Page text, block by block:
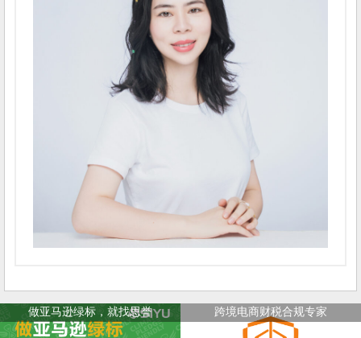
做亚马逊绿标，就找思誉 跨境电商财税合规专家